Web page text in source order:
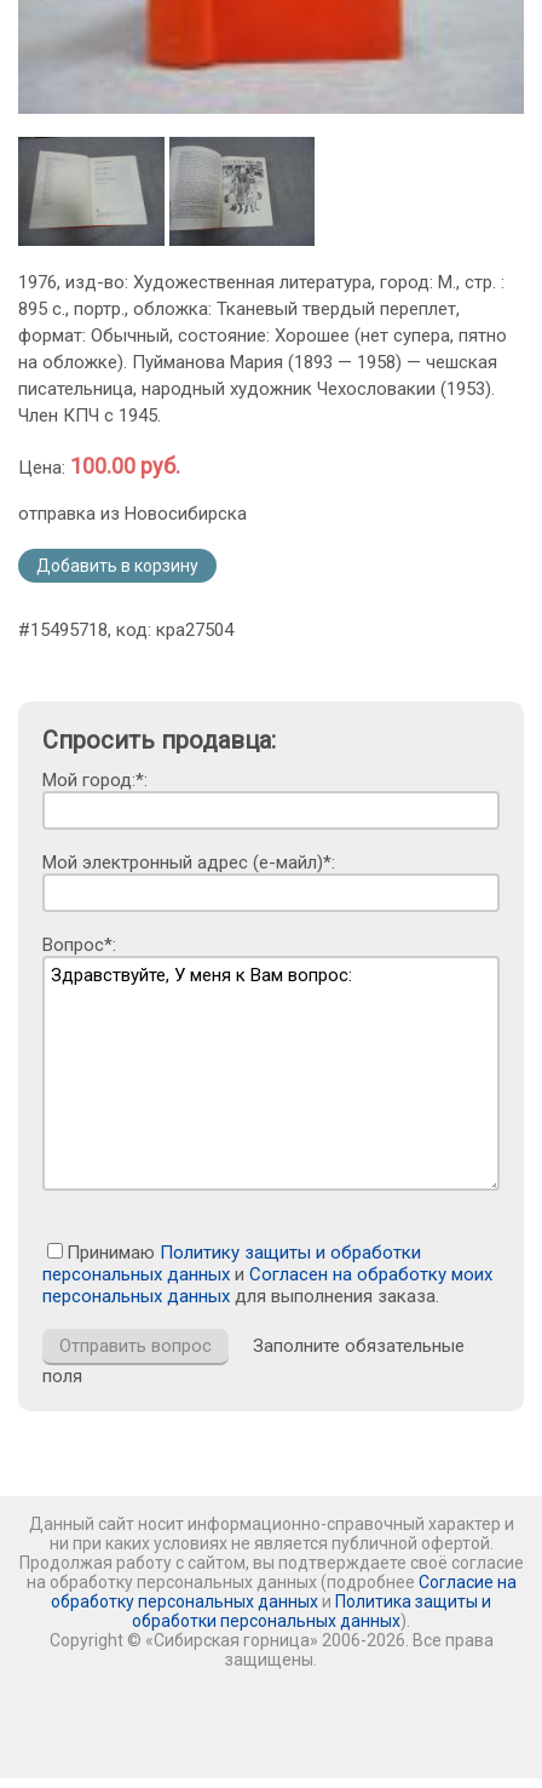
1976, изд-во: Художественная литература, город: М., стр. :
895 с., портр., обложка: Тканевый твердый переплет,
формат: Обычный, состояние: Хорошее (нет супера, пятно
на обложке). Пуйманова Мария (1893 — 1958) — чешская
писательница, народный художник Чехословакии (1953).
Член КПЧ с 1945.
Цена: 100.00 руб.
отправка из Новосибирска
Добавить в корзину
#15495718, код: кра27504
Спросить продавца:
Мой город:*:
Мой электронный адрес (е-майл)*:
Вопрос*:
Принимаю Политику защиты и обработки
персональных данных и Согласен на обработку моих
персональных данных для выполнения заказа.
Заполните обязательные
поля
Данный сайт носит информационно-справочный характер и
ни при каких условиях не является публичной офертой.
Продолжая работу с сайтом, вы подтверждаете своё согласие
на обработку персональных данных (подробнее Согласие на
обработку персональных данных и Политика защиты и
обработки персональных данных).
Copyright © «Сибирская горница» 2006-2026. Все права
защищены.